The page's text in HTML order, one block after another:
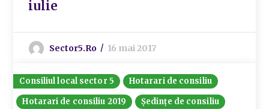
iulie
Sector5.ro 16 mai 2017
Consiliul local sector 5
Hotarari de consiliu
Hotarari de consiliu 2019
Ședințe de consiliu